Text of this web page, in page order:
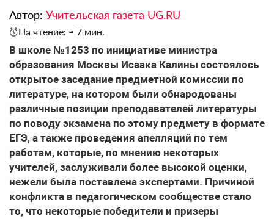
Автор: Учительская газета UG.RU
На чтение: ≈ 7 мин.
​В школе №1253 по инициативе министра
образования Москвы Исаака Калины состоялось
открытое заседание предметной комиссии по
литературе, на котором были обнародованы
различные позиции преподавателей литературы
по поводу экзамена по этому предмету в формате
ЕГЭ, а также проведения апелляций по тем
работам, которые, по мнению некоторых
учителей, заслуживали более высокой оценки,
нежели была поставлена экспертами. Причиной
конфликта в педагогическом сообществе стало
то, что некоторые победители и призеры